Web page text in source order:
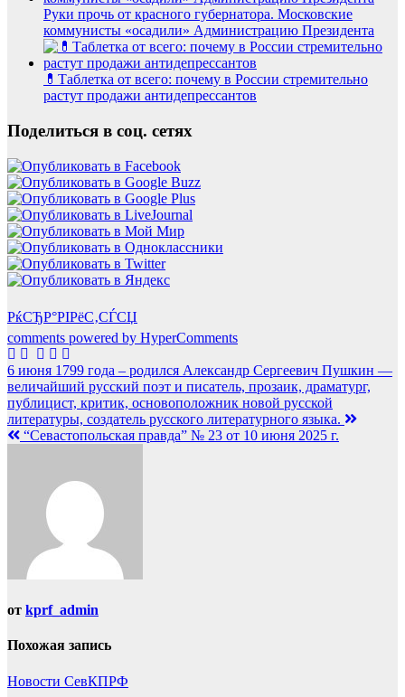
Руки прочь от красного губернатора. Московские
коммунисты «осадили» Администрацию Президента
💊Таблетка от всего: почему в России стремительно
растут продажи антидепрессантов
Поделиться в соц. сетях
РќСЂР°РІРёС‚СЃСЏ
comments powered by HyperComments
Навигация
по
записям
6 июня 1799 года – родился Александр Сергеевич Пушкин —
величайший русский поэт и писатель, прозаик, драматург,
публицист, критик, основоположник новой русской
литературы, создатель русского литературного языка.
“Севастопольская правда” № 23 от 10 июня 2025 г.
от kprf_admin
Похожая запись
Новости СевКПРФ